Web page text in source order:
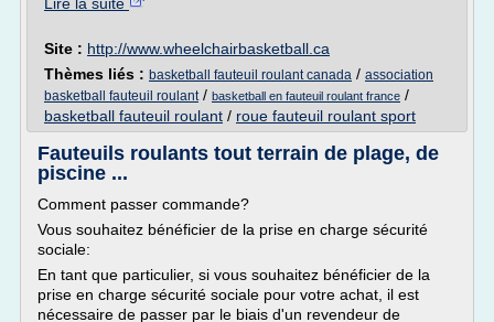
Site : http://www.wheelchairbasketball.ca
Thèmes liés : basketball fauteuil roulant canada / association
basketball fauteuil roulant/ basketball en fauteuil roulant france /
basketball fauteuil roulant / roue fauteuil roulant sport
Fauteuils roulants tout terrain de plage, de
piscine ...
Comment passer commande?
Vous souhaitez bénéficier de la prise en charge sécurité
sociale:
En tant que particulier, si vous souhaitez bénéficier de la
prise en charge sécurité sociale pour votre achat, il est
nécessaire de passer par le biais d'un revendeur de